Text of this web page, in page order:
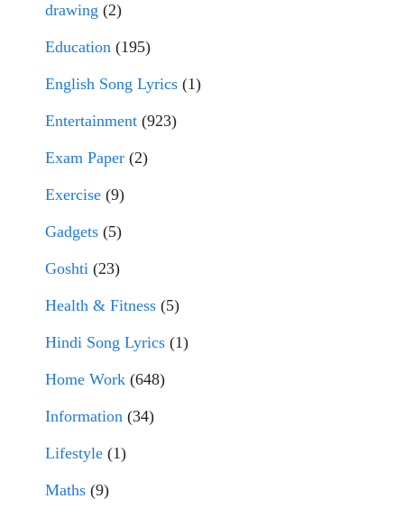
drawing (2)
Education (195)
English Song Lyrics (1)
Entertainment (923)
Exam Paper (2)
Exercise (9)
Gadgets (5)
Goshti (23)
Health & Fitness (5)
Hindi Song Lyrics (1)
Home Work (648)
Information (34)
Lifestyle (1)
Maths (9)